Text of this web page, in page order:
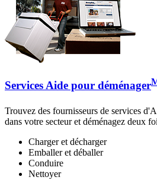
Services Aide pour déménager
Trouvez des fournisseurs de services
dans votre secteur et déménagez deux
Charger et décharger
Emballer et déballer
Conduire
Nettoyer